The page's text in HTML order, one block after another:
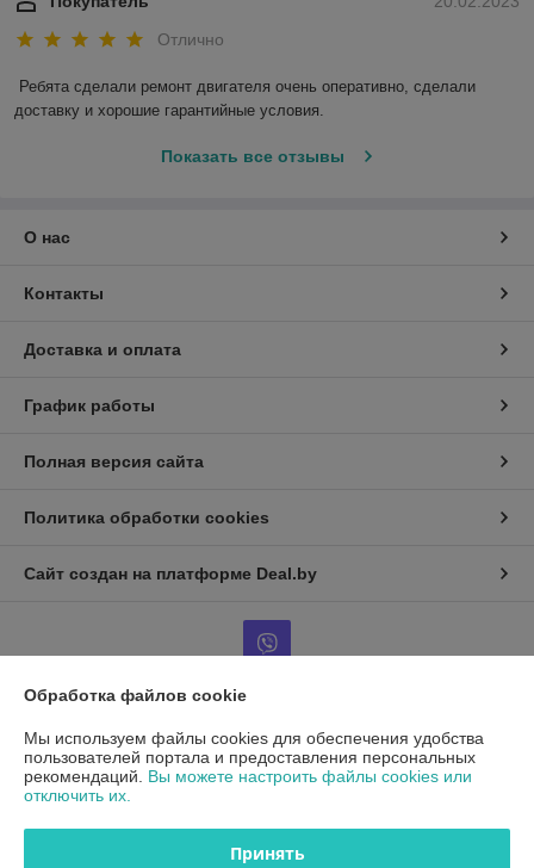
Отлично
Ребята сделали ремонт двигателя очень оперативно, сделали
доставку и хорошие гарантийные условия.
Показать все отзывы
О нас
Контакты
Доставка и оплата
График работы
Полная версия сайта
Политика обработки cookies
Сайт создан на платформе Deal.by
Информация для покупателя
Юридическое лицо: ООО"ДетальРемСервис"
220141 г. Минск, ул. Франциска Скорины 54А, офис 401
Обработка файлов cookie
Мы используем файлы cookies для обеспечения удобства
пользователей портала и предоставления персональных
рекомендаций. Вы можете настроить файлы cookies или
отключить их.
Принять